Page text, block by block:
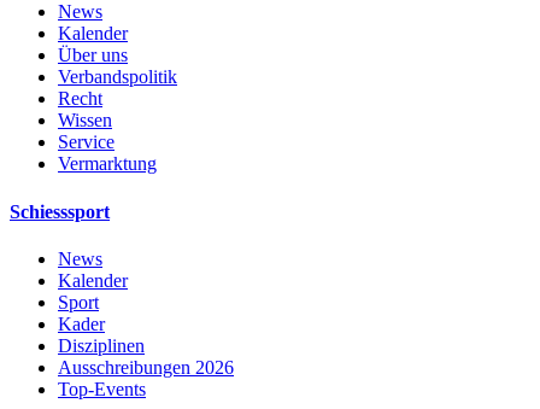
News
Kalender
Über uns
Verbandspolitik
Recht
Wissen
Service
Vermarktung
Schiesssport
News
Kalender
Sport
Kader
Disziplinen
Ausschreibungen 2026
Top-Events